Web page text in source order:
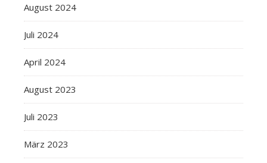
August 2024
Juli 2024
April 2024
August 2023
Juli 2023
März 2023